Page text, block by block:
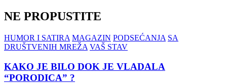
NE PROPUSTITE
HUMOR I SATIRA MAGAZIN PODSEĆANJA SA
DRUŠTVENIH MREŽA VAŠ STAV
KAKO JE BILO DOK JE VLADALA
“PORODICA” ?